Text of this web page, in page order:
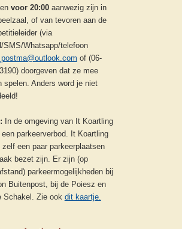
voor 20:00 aanwezig zijn in
of van tevoren aan de
(via
SMS/Whatsapp/telefoon
of (06-
doorgeven dat ze mee
spelen. Anders word je niet
In de omgeving van It Koartling
parkeerverbod. It Koartling
zelf een paar parkeerplaatsen
bezet zijn. Er zijn (op
parkeermogelijkheden bij
Buitenpost, bij de Poiesz en
Schakel. Zie ook dit kaartje.